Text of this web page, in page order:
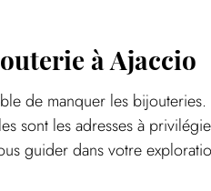
à Ajaccio
de manquer les
sont les adresses à
guider dans votre